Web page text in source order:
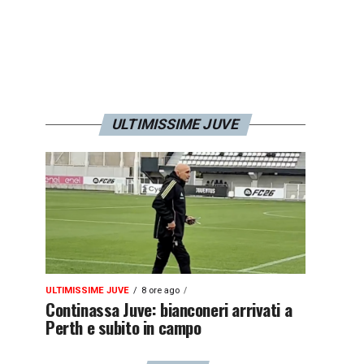
ULTIMISSIME JUVE
ULTIMISSIME JUVE 8 ore ago
Continassa Juve: bianconeri arrivati a
Perth e subito in campo